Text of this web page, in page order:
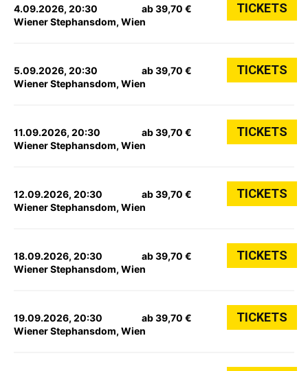
4.09.2026, 20:30
Wiener Stephansdom, Wien
ab 39,70 € TICKETS
5.09.2026, 20:30
Wiener Stephansdom, Wien
ab 39,70 € TICKETS
11.09.2026, 20:30
Wiener Stephansdom, Wien
ab 39,70 € TICKETS
12.09.2026, 20:30
Wiener Stephansdom, Wien
ab 39,70 € TICKETS
18.09.2026, 20:30
Wiener Stephansdom, Wien
ab 39,70 € TICKETS
19.09.2026, 20:30
Wiener Stephansdom, Wien
ab 39,70 € TICKETS